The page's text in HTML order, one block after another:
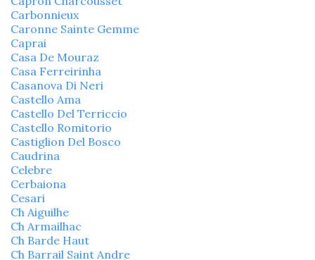
Carbonnieux
Caronne Sainte Gemme
Caprai
Casa De Mouraz
Casa Ferreirinha
Casanova Di Neri
Castello Ama
Castello Del Terriccio
Castello Romitorio
Castiglion Del Bosco
Caudrina
Celebre
Cerbaiona
Cesari
Ch Aiguilhe
Ch Armailhac
Ch Barde Haut
Ch Barrail Saint Andre